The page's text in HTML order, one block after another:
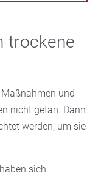
trockene
und
nicht getan. Dann
werden, um sie
haben sich